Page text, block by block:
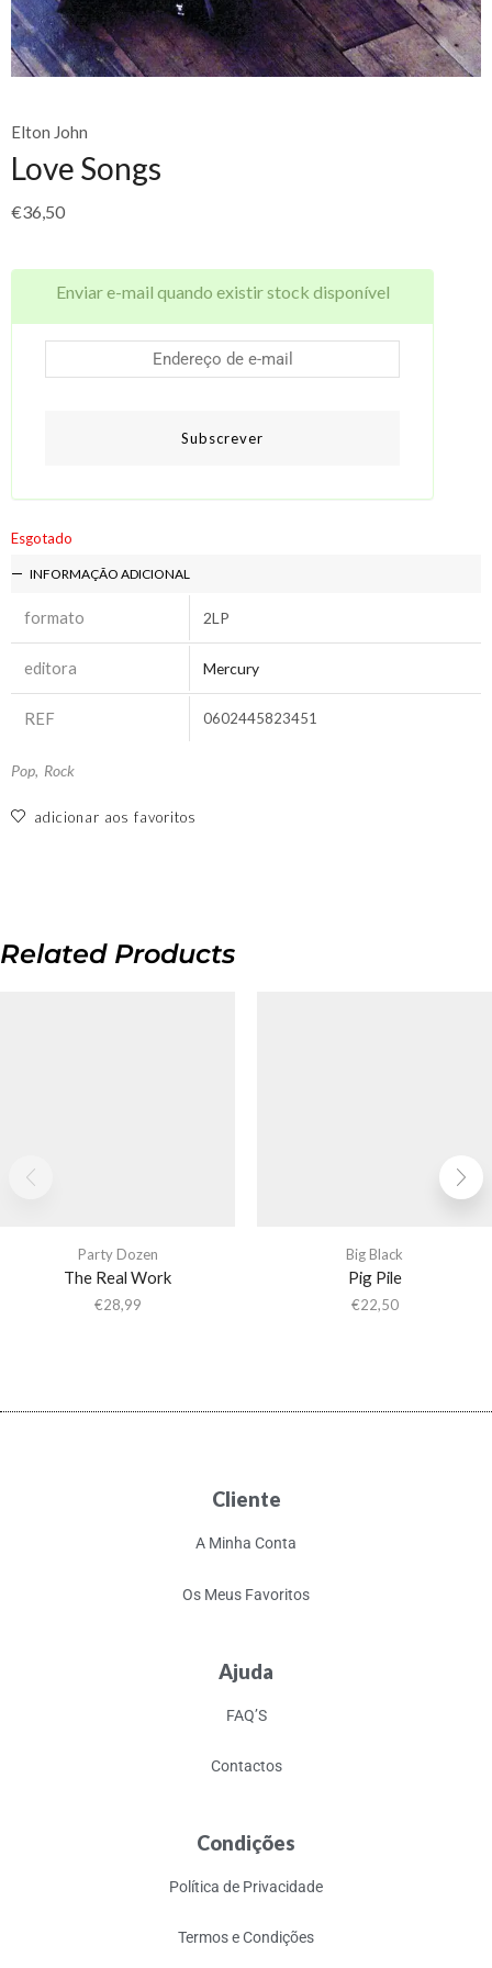
Elton John
Love Songs
€36,50
Enviar e-mail quando existir stock disponível
Subscrever
Esgotado
INFORMAÇÃO ADICIONAL
formato 2LP
editora Mercury
REF 0602445823451
Pop, Rock
adicionar aos favoritos
Related Products
Party Dozen
The Real Work
€28,99
Big Black
Pig Pile
€22,50
Cliente
A Minha Conta
Os Meus Favoritos
Ajuda
FAQ’S
Contactos
Condições
Política de Privacidade
Termos e Condições